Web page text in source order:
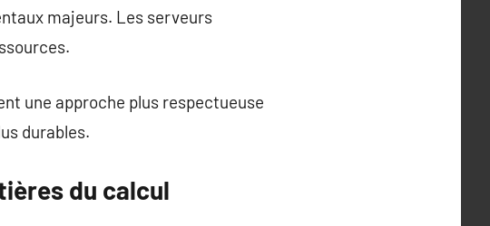
majeurs. Les serveurs
une approche plus respectueuse
durables.
du calcul